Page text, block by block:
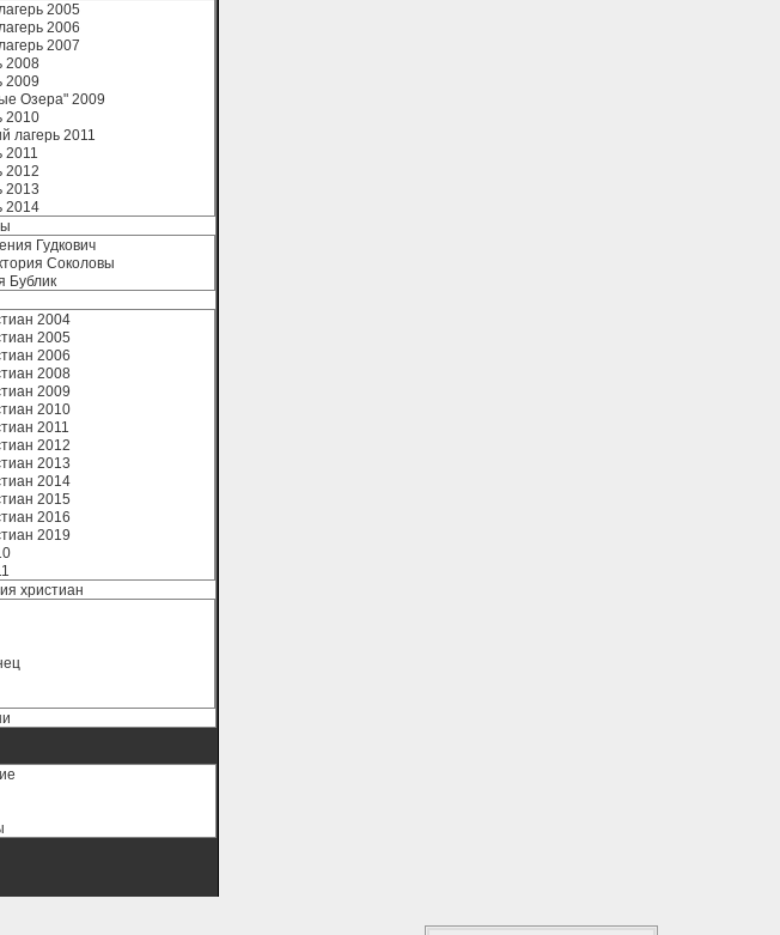
2005
2006
2007
2008
2009
Озера" 2009
2010
лагерь 2011
2011
2012
2013
2014
Гудкович
Соколовы
Бублик
2004
2005
2006
2008
2009
2010
2011
2012
2013
2014
2015
2016
2019
христиан